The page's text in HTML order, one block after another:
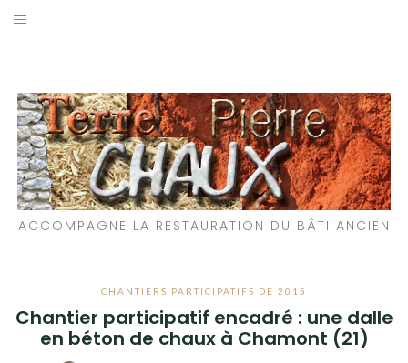
Aller
ACCOMPAGNE LA RESTAURATION DU BÂTI ANCIEN
CHANTIERS PARTICIPATIFS DE 2015
Chantier participatif encadré : une dalle
en béton de chaux à Chamont (21)
PARTICIPATIFS
CHANTIERS RÉALISÉS
QUE PROPOSONS-NOUS ?